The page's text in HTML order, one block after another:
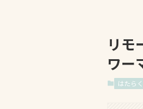
リモ
ワー
はたらく